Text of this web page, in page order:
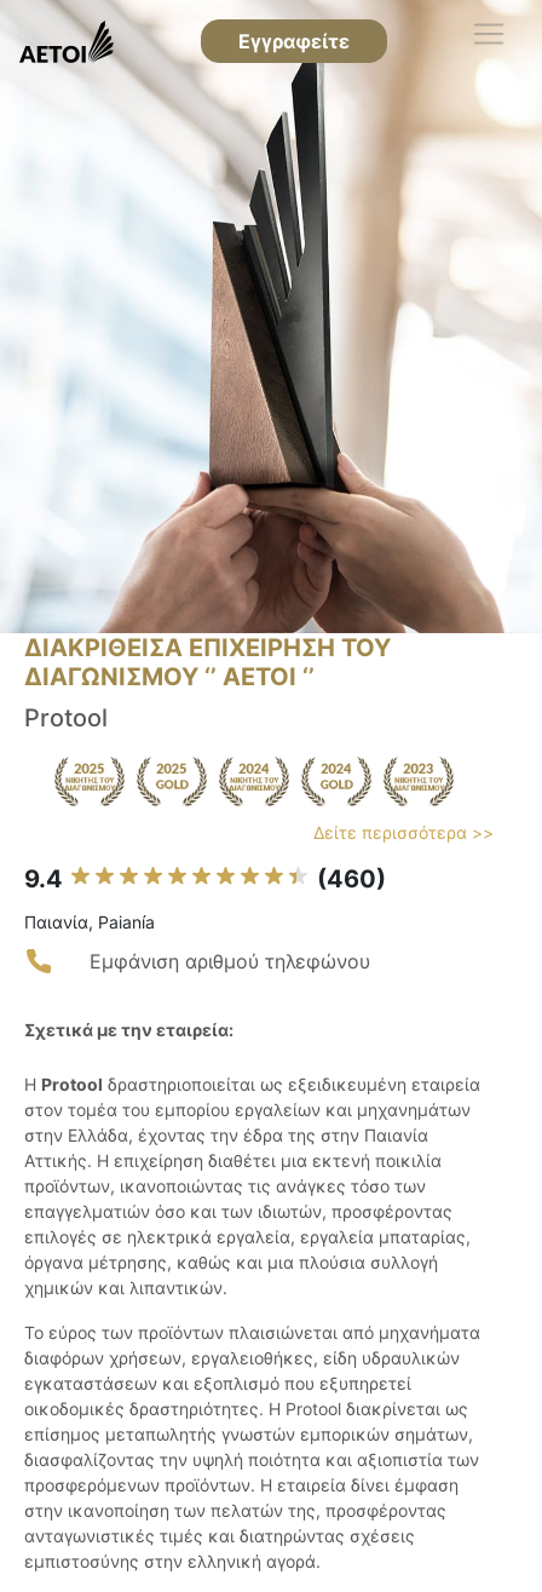
Εγγραφείτε
ΔΙΑΚΡΙΘΕΙΣΑ ΕΠΙΧΕΙΡΗΣΗ ΤΟΥ
ΔΙΑΓΩΝΙΣΜΟΥ ‘’ ΑΕΤΟΙ ‘’
Protool
Δείτε περισσότερα >>
9.4 (460)
Παιανία, Paianía
Εμφάνιση αριθμού τηλεφώνου
Σχετικά με την εταιρεία:
Η Protool δραστηριοποιείται ως εξειδικευμένη εταιρεία
στον τομέα του εμπορίου εργαλείων και μηχανημάτων
στην Ελλάδα, έχοντας την έδρα της στην Παιανία
Αττικής. Η επιχείρηση διαθέτει μια εκτενή ποικιλία
προϊόντων, ικανοποιώντας τις ανάγκες τόσο των
επαγγελματιών όσο και των ιδιωτών, προσφέροντας
επιλογές σε ηλεκτρικά εργαλεία, εργαλεία μπαταρίας,
όργανα μέτρησης, καθώς και μια πλούσια συλλογή
χημικών και λιπαντικών.
Το εύρος των προϊόντων πλαισιώνεται από μηχανήματα
διαφόρων χρήσεων, εργαλειοθήκες, είδη υδραυλικών
εγκαταστάσεων και εξοπλισμό που εξυπηρετεί
οικοδομικές δραστηριότητες. Η Protool διακρίνεται ως
επίσημος μεταπωλητής γνωστών εμπορικών σημάτων,
διασφαλίζοντας την υψηλή ποιότητα και αξιοπιστία των
προσφερόμενων προϊόντων. Η εταιρεία δίνει έμφαση
στην ικανοποίηση των πελατών της, προσφέροντας
ανταγωνιστικές τιμές και διατηρώντας σχέσεις
εμπιστοσύνης στην ελληνική αγορά.